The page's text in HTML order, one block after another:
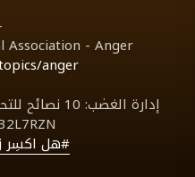
Association - Anger
anger
إدارة الغضب: 10 نصائح للتحكم في الغضب - مايو كلينيك
#هل اكسِر